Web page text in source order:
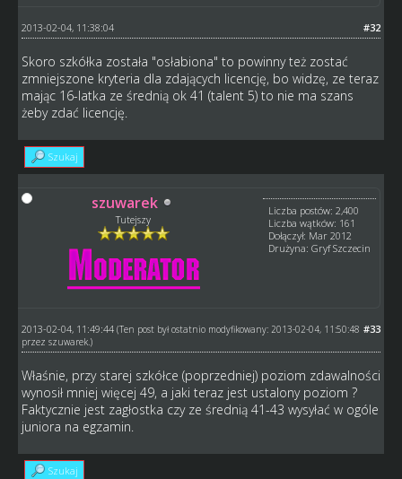
#32
2013-02-04, 11:38:04
Skoro szkółka została "osłabiona" to powinny też zostać
zmniejszone kryteria dla zdających licencję, bo widzę, ze teraz
mając 16-latka ze średnią ok 41 (talent 5) to nie ma szans
żeby zdać licencję.
Szukaj
szuwarek
Tutejszy
Liczba postów: 2,400
Liczba wątków: 161
Dołączył: Mar 2012
Drużyna: Gryf Szczecin
#33
2013-02-04, 11:49:44 (Ten post był ostatnio modyfikowany: 2013-02-04, 11:50:48
przez szuwarek.)
Właśnie, przy starej szkółce (poprzedniej) poziom zdawalności
wynosił mniej więcej 49, a jaki teraz jest ustalony poziom ?
Faktycznie jest zagłostka czy ze średnią 41-43 wysyłać w ogóle
juniora na egzamin.
Szukaj